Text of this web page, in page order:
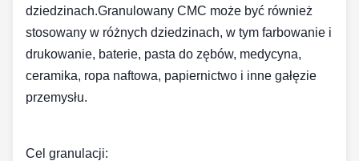
dziedzinach.Granulowany CMC może być również
stosowany w różnych dziedzinach, w tym farbowanie i
drukowanie, baterie, pasta do zębów, medycyna,
ceramika, ropa naftowa, papiernictwo i inne gałęzie
przemysłu.
Cel granulacji: